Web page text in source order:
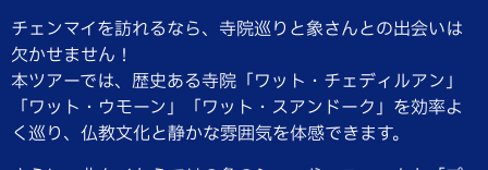
チェンマイを訪れるなら、寺院巡りと象さんとの出会いは
欠かせません！
本ツアーでは、歴史ある寺院「ワット・チェディルアン」
「ワット・ウモーン」「ワット・スアンドーク」を効率よ
く巡り、仏教文化と静かな雰囲気を体感できます。